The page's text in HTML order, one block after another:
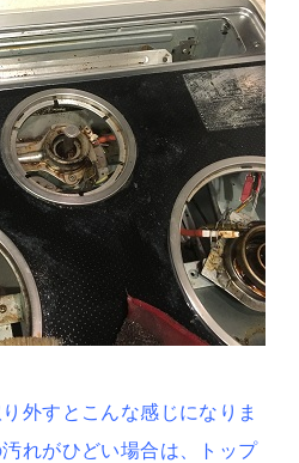
外すとこんな感じになりま
れがひどい場合は、トップ